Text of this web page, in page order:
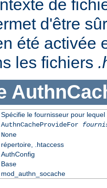
de
d'être
été activée
les fichiers
Spécifie le fournisseur pour
AuthnCacheProvideFor
None
répertoire, .htaccess
AuthConfig
Base
mod_authn_socache